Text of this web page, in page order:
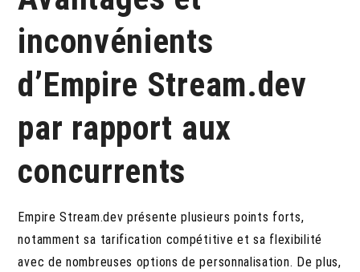
inconvénients
d’Empire Stream.dev
par rapport aux
concurrents
Empire Stream.dev présente plusieurs points forts,
notamment sa tarification compétitive et sa flexibilité
avec de nombreuses options de personnalisation. De plus,